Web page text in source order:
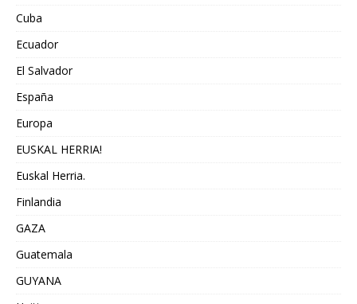
Cuba
Ecuador
El Salvador
España
Europa
EUSKAL HERRIA!
Euskal Herria.
Finlandia
GAZA
Guatemala
GUYANA